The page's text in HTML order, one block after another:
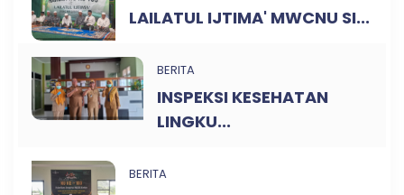
LAILATUL IJTIMA' MWCNU SI...
BERITA
INSPEKSI KESEHATAN
LINGKU...
BERITA